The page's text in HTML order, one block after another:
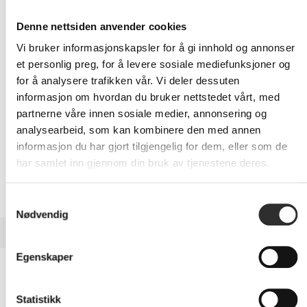
Denne nettsiden anvender cookies
Vi bruker informasjonskapsler for å gi innhold og annonser
et personlig preg, for å levere sosiale mediefunksjoner og
for å analysere trafikken vår. Vi deler dessuten
informasjon om hvordan du bruker nettstedet vårt, med
partnerne våre innen sosiale medier, annonsering og
analysearbeid, som kan kombinere den med annen
informasjon du har gjort tilgjengelig for dem, eller som de
har samlet inn gjennom din bruk av tjenestene deres.
Nødvendig
Egenskaper
Statistikk
LEGG I HANDLEVOGN
Nettlager: Ikke på lager (estimert17 dager)
AMD EPYC 8024PN - 2.05 GHz - 8-core -